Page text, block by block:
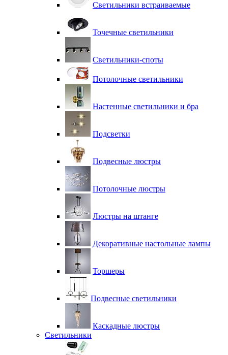
Светильники встраиваемые
Точечные светильники
Светильники-споты
Потолочные светильники
Настенные светильники и бра
Подсветки
Подвесные люстры
Потолочные люстры
Люстры на штанге
Декоративные настольные лампы
Торшеры
Подвесные светильники
Каскадные люстры
Светильники